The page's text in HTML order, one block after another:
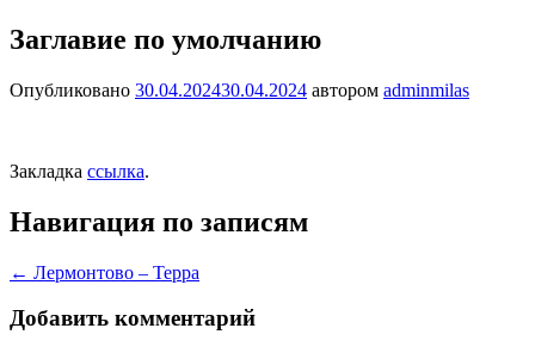
Заглавие по умолчанию
Опубликовано 30.04.202430.04.2024 автором adminmilas
Закладка ссылка.
Навигация по записям
← Лермонтово – Терра
Добавить комментарий